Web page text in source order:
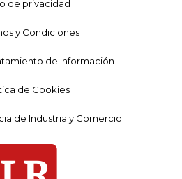
de privacidad
y Condiciones
de Información
de Cookies
de Industria y Comercio